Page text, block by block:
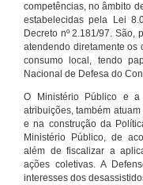
competências, no âmbito
estabelecidas pela Lei
Decreto nº 2.181/97. São,
atendendo diretamente os
consumo local, tendo
Nacional de Defesa do
O Ministério Público e
atribuições, também
e na construção da
Ministério Público, de
além de fiscalizar a
ações coletivas. A
interesses dos